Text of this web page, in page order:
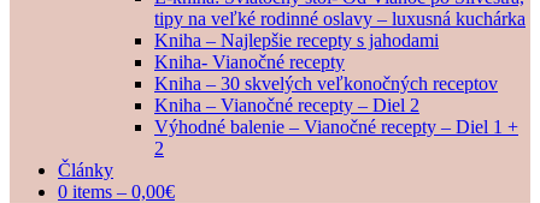
tipy na veľké rodinné oslavy – luxusná kuchárka
Kniha – Najlepšie recepty s jahodami
Kniha- Vianočné recepty
Kniha – 30 skvelých veľkonočných receptov
Kniha – Vianočné recepty – Diel 2
Výhodné balenie – Vianočné recepty – Diel 1 +
2
Články
0 items – 0,00€